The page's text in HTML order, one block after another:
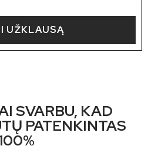
UŽKLAUSĄ
SVARBU, KAD
PATENKINTAS